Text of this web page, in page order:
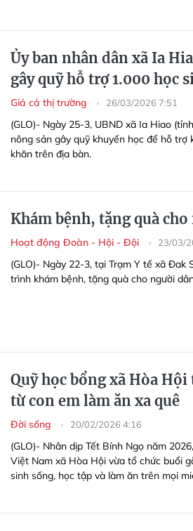
Ủy ban nhân dân xã Ia
gây quỹ hỗ trợ 1.000 học
Giá cả thị trường 26/03/2026 7:51
(GLO)- Ngày 25-3, UBND xã Ia Hiao
nông sản gây quỹ khuyến học để hỗ
khăn trên địa bàn.
Khám bệnh, tặng quà
Hoạt động Đoàn - Hội - Đội 23/03/
(GLO)- Ngày 22-3, tại Trạm Y tế xã
trình khám bệnh, tặng quà cho người
Quỹ học bổng xã Hòa
từ con em làm ăn xa quê
Đời sống 20/02/2026 4:16
(GLO)- Nhân dịp Tết Bính Ngọ năm
Việt Nam xã Hòa Hội vừa tổ chức buổi
sinh sống, học tập và làm ăn trên mọi